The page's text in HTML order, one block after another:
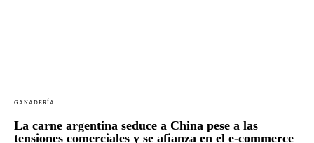
GANADERÍA
La carne argentina seduce a China pese a las
tensiones comerciales y se afianza en el e-commerce